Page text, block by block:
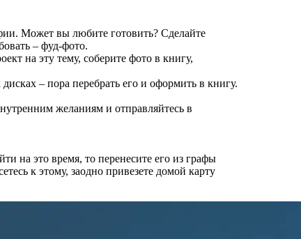
Может вы любите готовить? Сделайте
– фуд-фото.
на эту тему, соберите фото в книгу,
– пора перебрать его и оформить в книгу.
желаниям и отправляйтесь в
на это время, то перенесите его из графы
к этому, заодно привезете домой карту